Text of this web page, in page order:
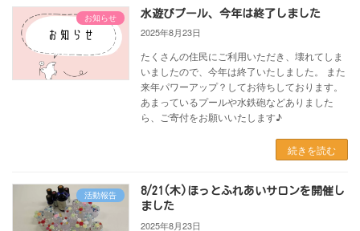
お知らせ 水遊びプール、今年は終了しました
2025年8月23日
たくさんの住民にご利用いただき、壊れてしま
いましたので、今年は終了いたしました。 また
来年パワーアップ？してお待ちしております。
あまっているプールや水鉄砲などありました
ら、ご寄付をお願いいたします♪
続きを読む
活動報告
8/21(木)ほっとふれあいサロンを開催し
ました
2025年8月23日